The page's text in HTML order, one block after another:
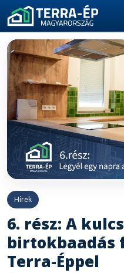
Main Navigation
Hírek
6. rész: A
birtokbaadás
Terra-Éppel